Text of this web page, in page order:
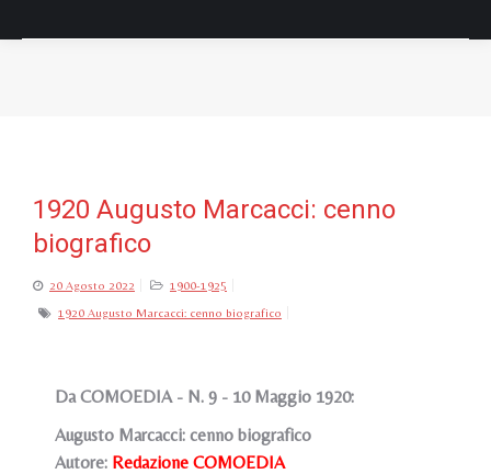
1920 Augusto Marcacci: cenno
biografico
20 Agosto 2022 1900-1925
1920 Augusto Marcacci: cenno biografico
Da COMOEDIA - N. 9 - 10 Maggio 1920:
Augusto Marcacci: cenno biografico
Autore: Redazione COMOEDIA